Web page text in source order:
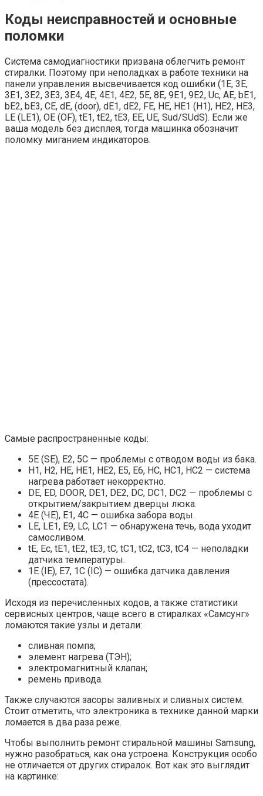
Коды неисправностей и основные
поломки
Система самодиагностики призвана облегчить ремонт
стиралки. Поэтому при неполадках в работе техники на
панели управления высвечивается код ошибки (1E, 3E,
3E1, 3E2, 3E3, 3E4, 4E, 4E1, 4E2, 5E, 8E, 9E1, 9E2, Uc, AE, bE1,
bE2, bE3, CE, dE, (door), dE1, dE2, FE, HE, HE1 (H1), HE2, HE3,
LE (LE1), OE (OF), tE1, tE2, tE3, EE, UE, Sud/SUdS). Если же
ваша модель без дисплея, тогда машинка обозначит
поломку миганием индикаторов.
Самые распространенные коды:
5Е (SE), Е2, 5С — проблемы с отводом воды из бака.
Н1, Н2, НЕ, НЕ1, НЕ2, Е5, Е6, НС, НС1, НС2 — система
нагрева работает некорректно.
DE, ED, DOOR, DE1, DE2, DC, DC1, DC2 — проблемы с
открытием/закрытием дверцы люка.
4E (ЧЕ), Е1, 4С — ошибка забора воды.
LE, LE1, E9, LC, LC1 — обнаружена течь, вода уходит
самосливом.
tE, Ec, tE1, tE2, tE3, tC, tC1, tC2, tC3, tC4 — неполадки
датчика температуры.
1Е (IE), Е7, 1С (IC) — ошибка датчика давления
(прессостата).
Исходя из перечисленных кодов, а также статистики
сервисных центров, чаще всего в стиралках «Самсунг»
ломаются такие узлы и детали:
сливная помпа;
элемент нагрева (ТЭН);
электромагнитный клапан;
ремень привода.
Также случаются засоры заливных и сливных систем.
Стоит отметить, что электроника в технике данной марки
ломается в два раза реже.
Чтобы выполнить ремонт стиральной машины Samsung,
нужно разобраться, как она устроена. Конструкция особо
не отличается от других стиралок. Вот как это выглядит
на картинке: